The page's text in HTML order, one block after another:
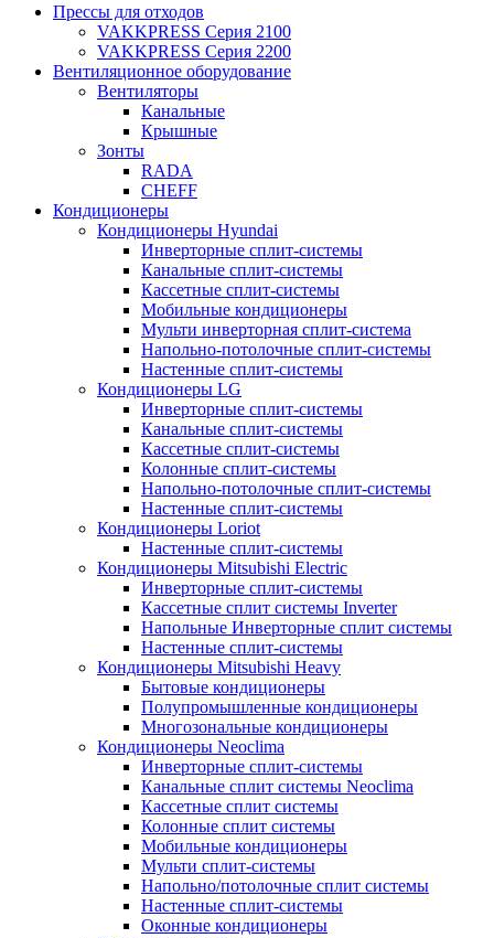
Прессы для отходов
VAKKPRESS Серия 2100
VAKKPRESS Серия 2200
Вентиляционное оборудование
Вентиляторы
Канальные
Крышные
Зонты
RADA
CHEFF
Кондиционеры
Кондиционеры Hyundai
Инверторные сплит-системы
Канальные сплит-системы
Кассетные сплит-системы
Мобильные кондиционеры
Мульти инверторная сплит-система
Напольно-потолочные сплит-системы
Настенные сплит-системы
Кондиционеры LG
Инверторные сплит-системы
Канальные сплит-системы
Кассетные сплит-системы
Колонные сплит-системы
Напольно-потолочные сплит-системы
Настенные сплит-системы
Кондиционеры Loriot
Настенные сплит-системы
Кондиционеры Mitsubishi Electric
Инверторные сплит-системы
Кассетные сплит системы Inverter
Напольные Инверторные сплит системы
Настенные сплит-системы
Кондиционеры Mitsubishi Heavy
Бытовые кондиционеры
Полупромышленные кондиционеры
Многозональные кондиционеры
Кондиционеры Neoclima
Инверторные сплит-системы
Канальные сплит системы Neoclima
Кассетные сплит системы
Колонные сплит системы
Мобильные кондиционеры
Мульти сплит-системы
Напольно/потолочные сплит системы
Настенные сплит-системы
Оконные кондиционеры